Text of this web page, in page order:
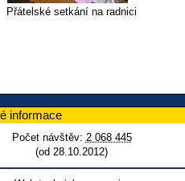
Přátelské setkání na radnici
informace
Počet návštěv: 2 068 445
(od 28.10.2012)